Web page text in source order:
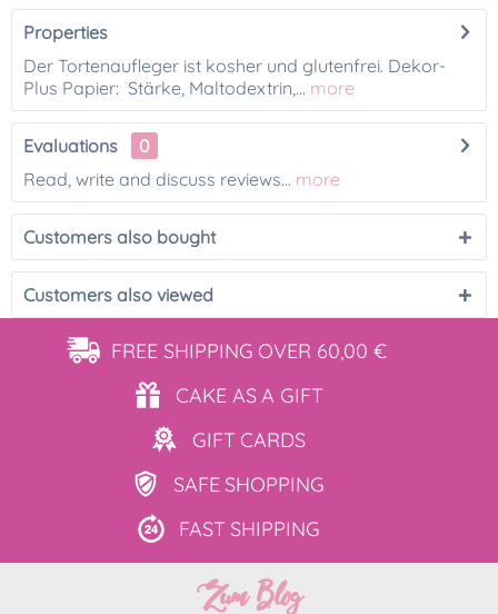
Properties
Der Tortenaufleger ist kosher und glutenfrei. Dekor-
Plus Papier: Stärke, Maltodextrin,... more
Evaluations
0
Read, write and discuss reviews... more
Customers also bought
Customers also viewed
FREE SHIPPING OVER 60,00 €
CAKE ASA GIFT
GIFT CARDS
SAFE SHOPPING
FAST SHIPPING
Zum Blog